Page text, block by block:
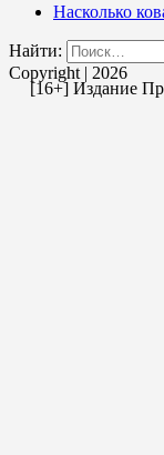
Насколько
Найти:
Copyright | 2026
[16+] Издание